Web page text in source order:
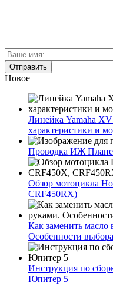
Новое
Линейка Yamaha
характеристики и
Проводка ИЖ
Обзор мотоцикла
CRF450RX)
Как заменить
Особенности
Инструкция по
Юпитер 5